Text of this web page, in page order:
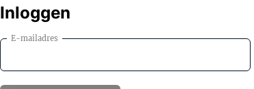
Inloggen
E-mailadres